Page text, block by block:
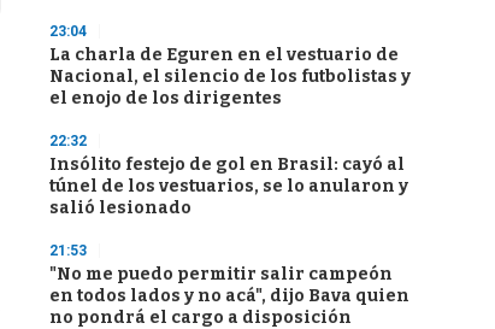
23:04
La charla de Eguren en el vestuario de
Nacional, el silencio de los futbolistas y
el enojo de los dirigentes
22:32
Insólito festejo de gol en Brasil: cayó al
túnel de los vestuarios, se lo anularon y
salió lesionado
21:53
"No me puedo permitir salir campeón
en todos lados y no acá", dijo Bava quien
no pondrá el cargo a disposición